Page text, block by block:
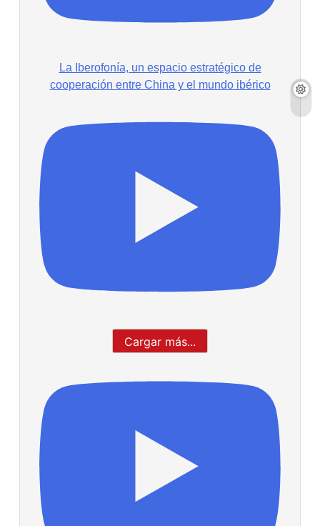
La Iberofonía, un espacio estratégico de
cooperación entre China y el mundo ibérico
Cargar más...